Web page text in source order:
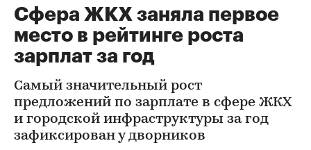
Сфера ЖКХ заняла первое
место в рейтинге роста
зарплат за год
Самый значительный рост
предложений по зарплате в сфере ЖКХ
и городской инфраструктуры за год
зафиксирован у дворников